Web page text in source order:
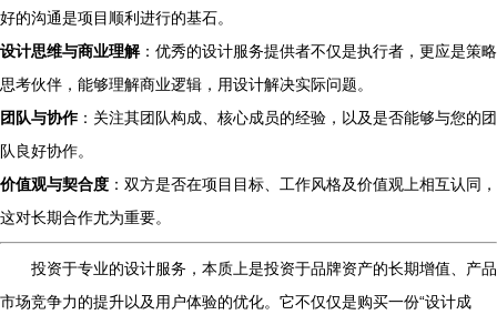
好的沟通是项目顺利进行的基石。
设计思维与商业理解：优秀的设计服务提供者不仅是执行者，更应是策略
思考伙伴，能够理解商业逻辑，用设计解决实际问题。
团队与协作：关注其团队构成、核心成员的经验，以及是否能够与您的团
队良好协作。
价值观与契合度 ：双方是否在项目目标、工作风格及价值观上相互认同，
这对长期合作尤为重要。
投资于专业的设计服务，本质上是投资于品牌资产的长期增值、产品
市场竞争力的提升以及用户体验的优化。它不仅仅是购买一份“设计成